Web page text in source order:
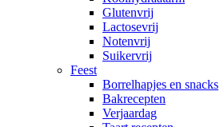
Glutenvrij
Lactosevrij
Notenvrij
Suikervrij
Feest
Borrelhapjes en snacks
Bakrecepten
Verjaardag